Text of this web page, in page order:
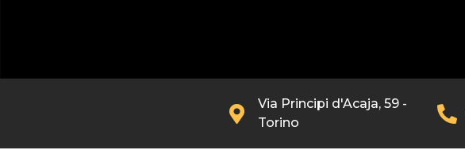
Via Principi d'Acaja, 59 -
Torino